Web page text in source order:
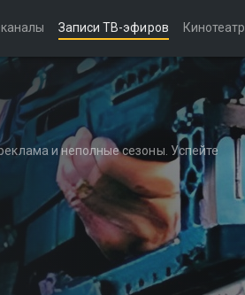
Записи ТВ-эфиров Кинотеатр
и неполные сезоны. Успейте